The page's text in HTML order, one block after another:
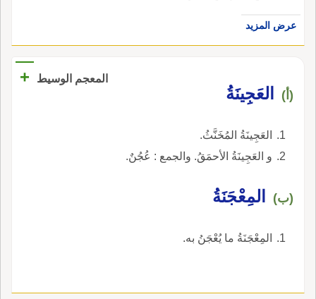
عرض المزيد
المعجم الوسيط +
(أ) العَجِينَةُ
العَجِينَةُ المُخَنَّثُ.
و العَجِينَةُ الأحمَقُ. والجمع : عُجُنٌ.
(ب) المِعْجَنَةُ
المِعْجَنَةُ ما يُعْجَنُ به.